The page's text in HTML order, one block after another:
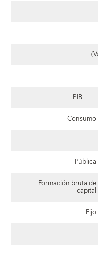
PIB
Consumo
Pública
Formación bruta de
capital
Fijo